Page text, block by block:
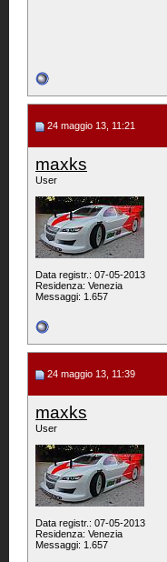
24 maggio 13, 11:21
maxks
User
Data registr.: 07-05-2013
Residenza: Venezia
Messaggi: 1.657
24 maggio 13, 11:39
maxks
User
Data registr.: 07-05-2013
Residenza: Venezia
Messaggi: 1.657